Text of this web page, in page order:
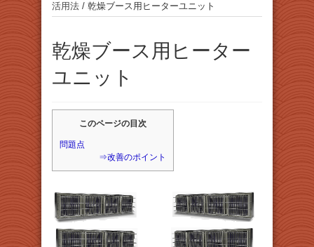
活用法 / 乾燥ブース用ヒーターユニット
乾燥ブース用ヒーター
ユニット
このページの目次
問題点
⇒改善のポイント